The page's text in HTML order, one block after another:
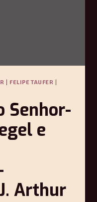
| FELIPE TAUFER |
Senhor-
e
Arthur